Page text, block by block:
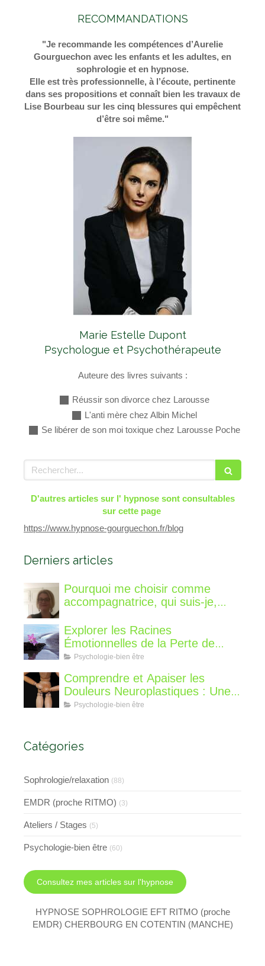
RECOMMANDATIONS
"Je recommande les compétences d’Aurelie
Gourguechon avec les enfants et les adultes, en
sophrologie et en hypnose.
Elle est très professionnelle, à l’écoute, pertinente
dans ses propositions et connaît bien les travaux de
Lise Bourbeau sur les cinq blessures qui empêchent
d’être soi même."
Marie Estelle Dupont
Psychologue et Psychothérapeute
Auteure des livres suivants :
Réussir son divorce chez Larousse
L'anti mère chez Albin Michel
Se libérer de son moi toxique chez Larousse Poche
Rechercher
D'autres articles sur l' hypnose sont consultables
sur cette page
https://www.hypnose-gourguechon.fr/blog
Derniers articles
Pourquoi me choisir comme
accompagnatrice, qui suis-je,
différent?
Explorer les Racines
Émotionnelles de la Perte de
Poids : Un Voyage Intérieur
Psychologie-bien être
Comprendre et Apaiser les
Douleurs Neuroplastiques : Une
Approche avec l'Hypnose,
Psychologie-bien être
Catégories
Sophrologie/relaxation (88)
EMDR (proche RITMO) (3)
Ateliers / Stages (5)
Psychologie-bien être (60)
Consultez mes articles sur l'hypnose
HYPNOSE SOPHROLOGIE EFT RITMO (proche
EMDR) CHERBOURG EN COTENTIN (MANCHE)